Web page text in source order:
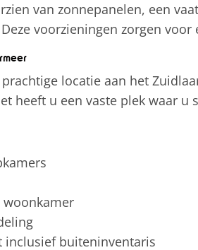
van zonnepanelen, een
voorzieningen zorgen
locatie aan het
heeft u een vaste plek waar
inclusief buiteninventaris